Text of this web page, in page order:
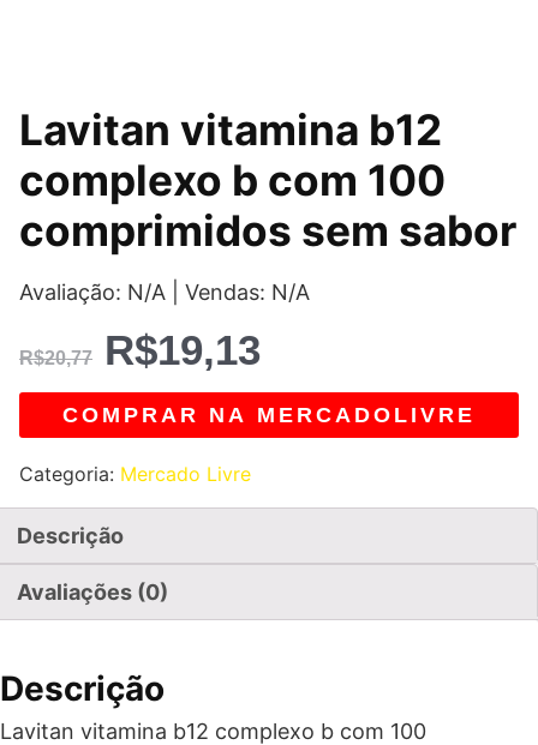
Lavitan vitamina b12
complexo b com 100
comprimidos sem sabor
Avaliação: N/A | Vendas: N/A
R$20,77
O
preço
original
era:
R$20,77.
R$19,13
O
preço
atual
é:
R$19,13.
COMPRAR NA MERCADOLIVRE
Categoria: Mercado Livre
Descrição
Avaliações (0)
Descrição
Lavitan vitamina b12 complexo b com 100